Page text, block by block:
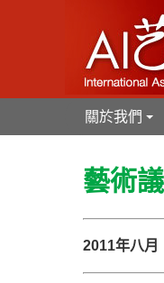
+
關於我們
藝術
2011年八月